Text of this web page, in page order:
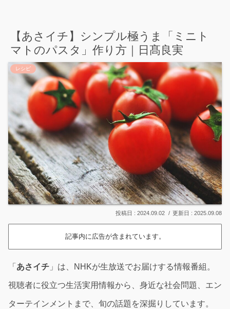
【あさイチ】シンプル極うま「ミニト
マトのパスタ」作り方｜日髙良実
レシピ
2024.09.02 2025.09.08
記事内に広告が含まれています。
「 あさイチ 」は、NHKが生放送でお届けする情報番組。
視聴者に役立つ生活実用情報から、身近な社会問題、エン
ターテインメントまで、旬の話題を深掘りしています。